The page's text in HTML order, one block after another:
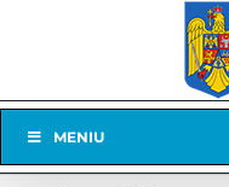
Navigation
MENIU